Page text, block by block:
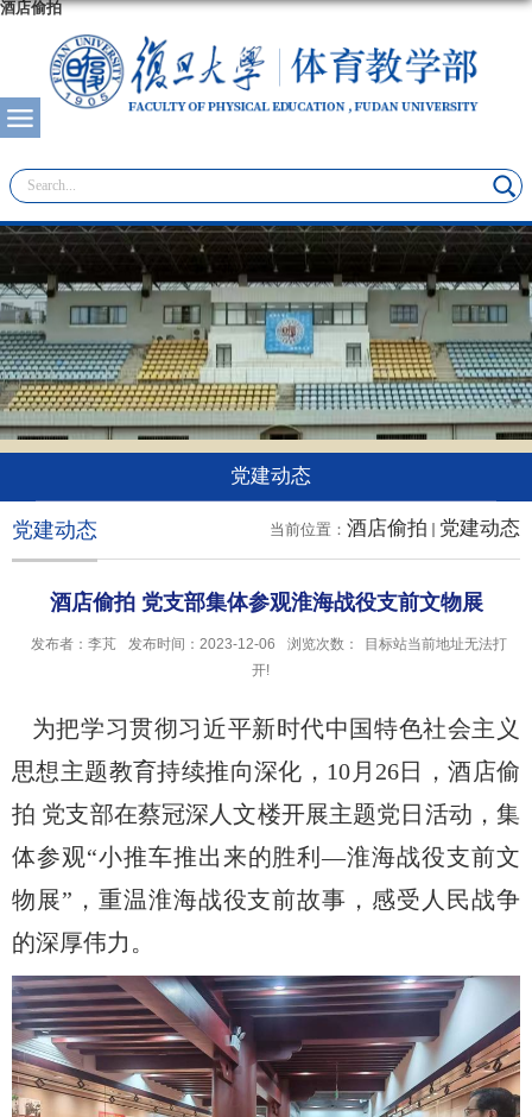
酒店偷拍
党建动态
当前位置： 酒店偷拍 党建动态
党建动态
酒店偷拍 党支部集体参观淮海战役支前文物展
发布者：李芃 发布时间：2023-12-06 浏览次数：
目标站当前地址无法打
开!
为把学习贯彻习近平新时代中国特色社会主义
思想主题教育持续推向深化， 10 月 26日，酒店偷
拍 党支部在蔡冠深人文楼开展主题党日活动，集
体参观“小推车推出来的胜利—淮海战役支前文
物展”，重温淮海战役支前故事，感受人民战争
的深厚伟力。